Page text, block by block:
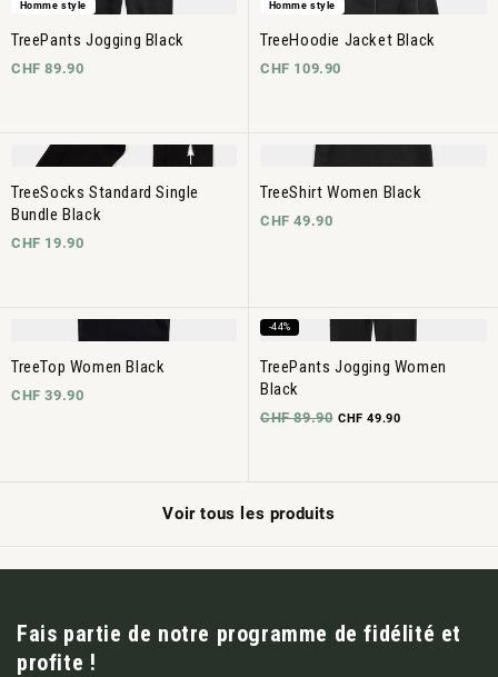
Homme style
TreePants Jogging Black
CHF 89.90
Homme style
TreeHoodie Jacket Black
CHF 109.90
TreeSocks Standard Single
Bundle Black
CHF 19.90
TreeShirt Women Black
CHF 49.90
TreeTop Women Black
CHF 39.90
-44%
TreePants Jogging Women
Black
CHF 89.90 CHF 49.90
Voir tous les produits
Fais partie de notre programme de fidélité et
profite !